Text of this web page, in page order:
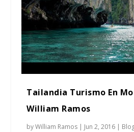
Tailandia Turismo En
William Ramos
byWilliam Ramos | Jun 2, 2016 |